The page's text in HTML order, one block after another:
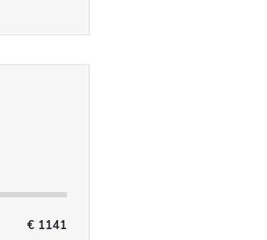
€ 1141